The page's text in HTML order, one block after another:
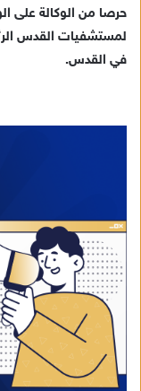
حرصا من الوكالة على
لمستشفيات القدس
في القدس.